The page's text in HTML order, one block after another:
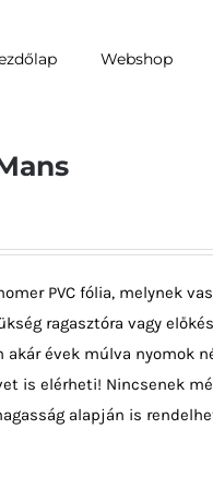
Webshop
PVC fólia, melynek
ragasztóra vagy
évek múlva nyomok
is elérheti! Nincsenek
alapján is